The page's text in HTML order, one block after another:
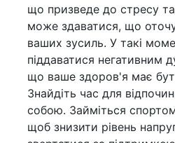
що призведе до стресу
може здаватися, що
ваших зусиль. У такі
піддаватися негативним
що ваше здоров'я має
Знайдіть час для
собою. Займіться
щоб знизити рівень